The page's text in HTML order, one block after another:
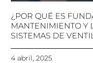
¿POR QUÉ ES
MANTENIMIENTO Y
SISTEMAS DE
4 abril, 2025